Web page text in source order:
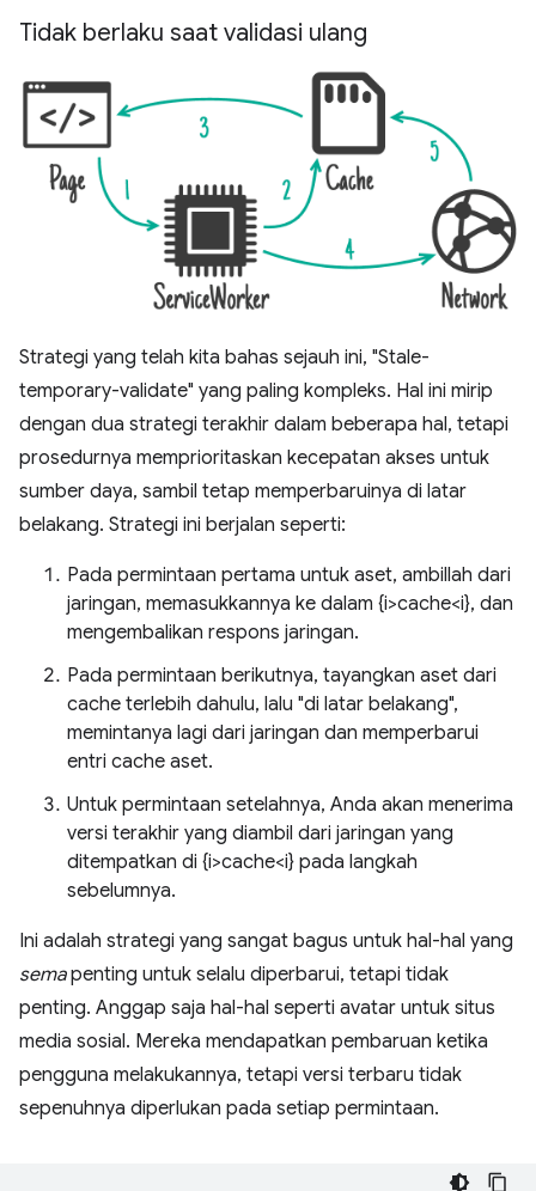
Tidak berlaku saat validasi ulang
Strategi yang telah kita bahas sejauh ini, "Stale-
temporary-validate" yang paling kompleks. Hal ini mirip
dengan dua strategi terakhir dalam beberapa hal, tetapi
prosedurnya memprioritaskan kecepatan akses untuk
sumber daya, sambil tetap memperbaruinya di latar
belakang. Strategi ini berjalan seperti:
Pada permintaan pertama untuk aset, ambillah dari
jaringan, memasukkannya ke dalam {i>cache<i}, dan
mengembalikan respons jaringan.
Pada permintaan berikutnya, tayangkan aset dari
cache terlebih dahulu, lalu "di latar belakang",
memintanya lagi dari jaringan dan memperbarui
entri cache aset.
Untuk permintaan setelahnya, Anda akan menerima
versi terakhir yang diambil dari jaringan yang
ditempatkan di {i>cache<i} pada langkah
sebelumnya.
Ini adalah strategi yang sangat bagus untuk hal-hal yang
semapenting untuk selalu diperbarui, tetapi tidak
penting. Anggap saja hal-hal seperti avatar untuk situs
media sosial. Mereka mendapatkan pembaruan ketika
pengguna melakukannya, tetapi versi terbaru tidak
sepenuhnya diperlukan pada setiap permintaan.